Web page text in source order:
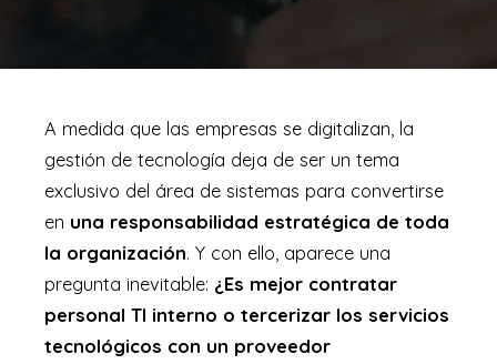
A medida que las empresas se digitalizan, la
gestión de tecnología deja de ser un tema
exclusivo del área de sistemas para convertirse
en una responsabilidad estratégica de toda
la organización. Y con ello, aparece una
pregunta inevitable: ¿Es mejor contratar
personal TI interno o tercerizar los servicios
tecnológicos con un proveedor